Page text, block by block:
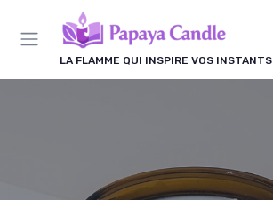
LA FLAMME QUI INSPIRE VOS INSTANTS
Panneau de gestion des cookies